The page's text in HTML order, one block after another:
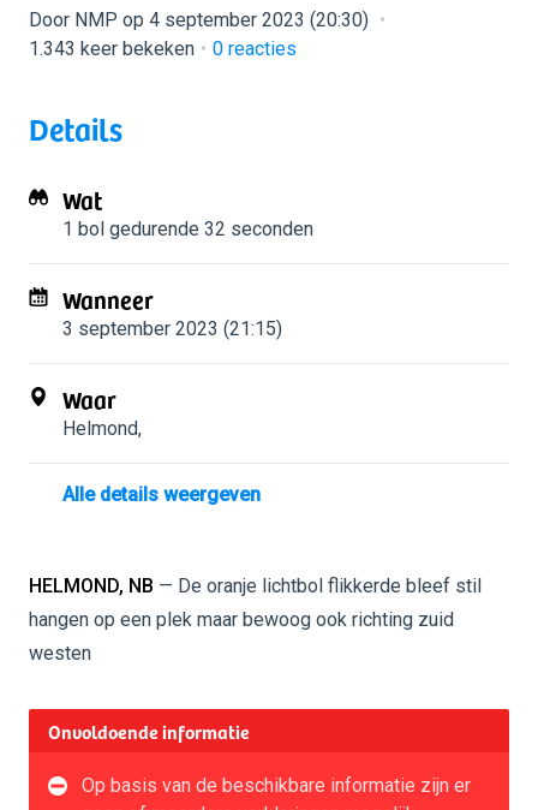
Door NMP op 4 september 2023 (20:30)
1.343 keer bekeken
0 reacties
Details
Wat
1 bol gedurende 32 seconden
Wanneer
3 september 2023 (21:15)
Waar
Helmond,
Alle details weergeven
HELMOND, NB — De oranje lichtbol flikkerde bleef stil
hangen op een plek maar bewoog ook richting zuid
westen
Onvoldoende informatie
Op basis van de beschikbare informatie zijn er